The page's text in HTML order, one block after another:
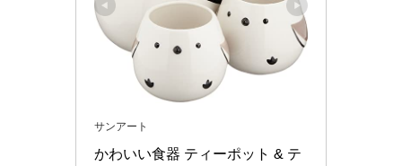
サンアート
かわいい食器 ティーポット & テ